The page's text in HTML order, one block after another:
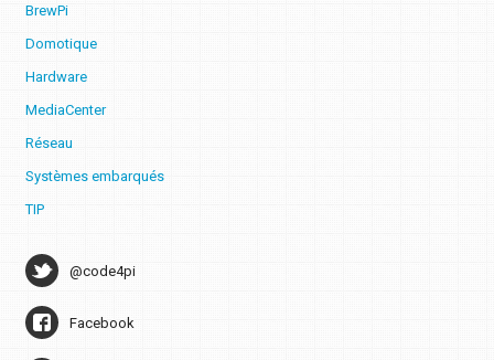
BrewPi
Domotique
Hardware
MediaCenter
Réseau
Systèmes embarqués
TIP
@code4pi
Facebook